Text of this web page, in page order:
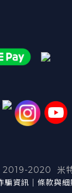
2019-2020 米
騙資訊 條款與細